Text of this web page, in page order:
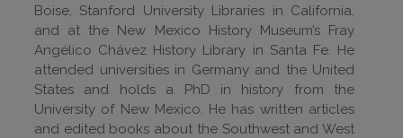
Boise, Stanford University Libraries in California,
and at the New Mexico History Museum’s Fray
Angélico Chávez History Library in Santa Fe. He
attended universities in Germany and the United
States and holds a PhD in history from the
University of New Mexico. He has written articles
and edited books about the Southwest and West